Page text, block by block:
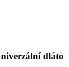
dláto